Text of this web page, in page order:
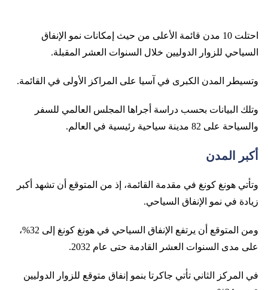
احتلت 10 مدن قائمة الأعلى من حيث إمكانات نمو الإنفاق
السياحي للزوار الدوليين خلال السنوات العشر المقبلة.
وتسيطر المدن الكبرى في آسيا على المراكز الأولى في القائمة.
وتلك البيانات بحسب دراسة أجراها المجلس العالمي للسفر
والسياحة على 82 مدينة سياحية رئيسية في العالم.
أكبر المدن
وتأتي هونغ كونغ في مقدمة القائمة، إذ من المتوقع أن تشهد أكبر
زيادة في نمو الإنفاق السياحي.
ومن المتوقع أن يرتفع الإنفاق السياحي في هونغ كونغ إلى 32%،
على مدى السنوات العشر القادمة حتى عام 2032.
في المركز الثاني تأتي جاكرتا بنمو إنفاق متوقع للزوار الدوليين